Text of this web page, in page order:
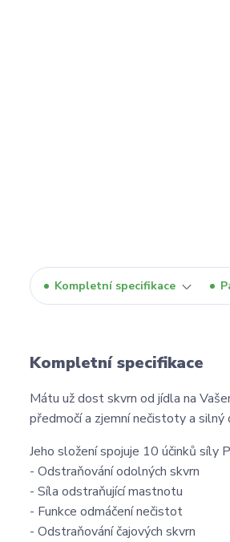
Kompletní specifikace
Kompletní specifikace
Mátu už dost skvrn od jídla na
předmočí a zjemní nečistoty a
Jeho složení spojuje 10 účinků síly
- Odstraňování odolných skvrn
- Síla odstraňující mastnotu
- Funkce odmáčení nečistot
- Odstraňování čajových skvrn